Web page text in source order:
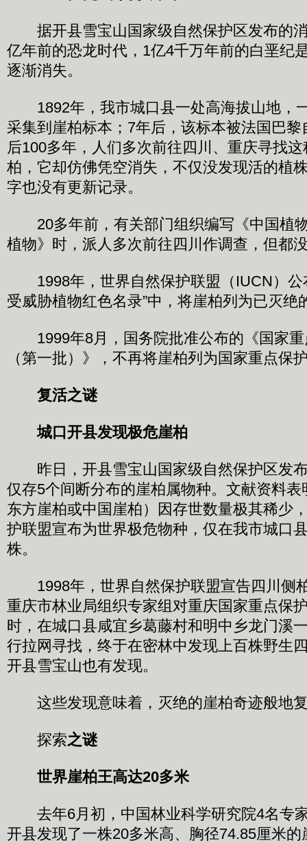
据开县雪宝山国家级自然保护区发布的
亿年前的恐龙时代，1亿4千万年前的白垩纪
逐渐消失。
1892年，我市城口县一处高海拔山地，
采集到崖柏标本；7年后，该标本被法国巴
后100多年，人们多次前往四川、重庆寻找
柏，它却仿佛凭空消失，不仅没发现活的植
字也没有更新记录。
20多年前，有关部门组织编写《中国植
植物》时，派人多次前往四川作调查，但都
1998年，世界自然保护联盟（IUCN）公
受威胁植物红色名录”中，将崖柏列为已灭绝
1999年8月，国务院批准公布的《国家重
（第一批）》，不再将崖柏列为国家重点保
复活之谜
城口开县发现极危崖柏
昨日，开县雪宝山国家级自然保护区发
仅存5个间断分布的崖柏属物种。文献资料
东方崖柏或中国崖柏）因存世数量极其稀少
护联盟宣布为世界极危物种，仅在我市城口
株。
1998年，世界自然保护联盟宣告四川侧
重庆市林业局组织专家组对重庆国家重点保
时，在城口县咸宜乡葛藤村和明中乡龙门溪
行拉网寻找，终于在密林中发现上百株野生
开县雪宝山也有发现。
这些发现意味着，灭绝的崖柏奇迹般地
探索之谜
世界崖柏王高达20多米
去年6月初，中国林业科学研究院4名专
开县发现了一株20多米高、胸径74.85厘米的